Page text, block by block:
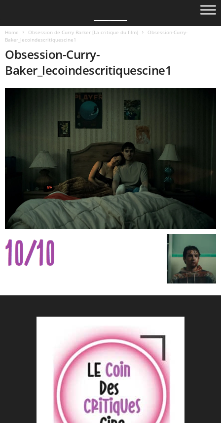
Home Obsession de Curry Barker [La critique du film]
Obsession-Curry-
Baker_lecoindescritiquescine1
Obsession-Curry-
Baker_lecoindescritiquescine1